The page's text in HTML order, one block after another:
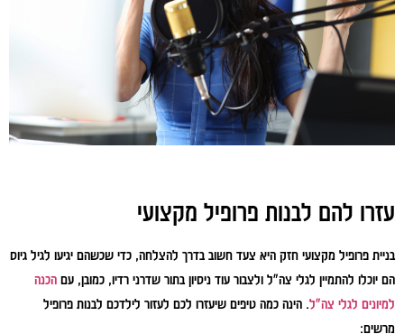
עזרו להם לבנות פרופיל מקצועי
בניית פרופיל מקצועי חזק היא צעד חשוב בדרך להצלחה, כדי שכשהם יגיעו לגיל גיוס
הם יוכלו להתמיין לגלי צה"ל ולצבור עוד ניסיון בתור שדרני רדיו, כמובן, עם הכנה
למיונים לגלי צה"ל. הינה כמה טיפים שיעזרו לכם לעזור לילדכם לבנות פרופיל
מרשים: